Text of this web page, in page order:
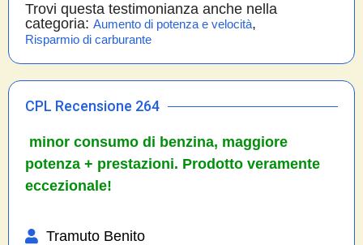
Trovi questa testimonianza anche nella
categoria: Aumento di potenza e velocità,
Risparmio di carburante
CPL Recensione 264
minor consumo di benzina, maggiore
potenza + prestazioni. Prodotto veramente
eccezionale!
Tramuto Benito